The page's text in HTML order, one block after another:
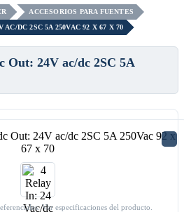
ACCESORIOS PARA FUENTES
DC 2SC 5A 250VAC 92 X 67 X 70
Out: 24V ac/dc 2SC 5A
Ver especificaciones del producto.